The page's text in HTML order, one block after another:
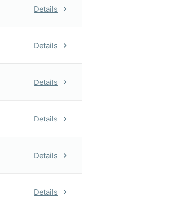
Details
Details
Details
Details
Details
Details